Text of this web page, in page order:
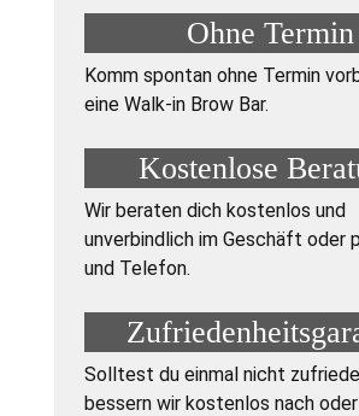
Ohne Termin
Komm spontan ohne Termin
eine Walk-in Brow Bar.
Kostenlose
Wir beraten dich kostenlos und
unverbindlich im Geschäft oder
und Telefon.
Solltest du einmal nicht
bessern wir kostenlos nach